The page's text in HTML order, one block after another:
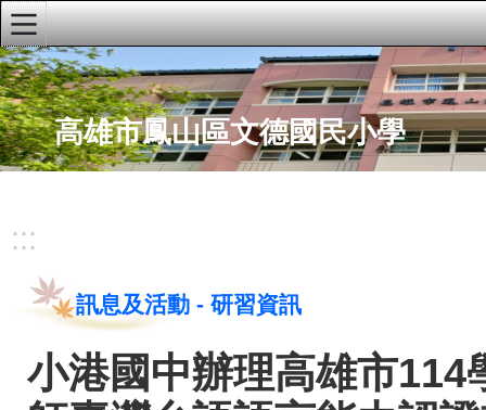
高雄市鳳山區文德國民小學
:::
首頁
文德粉絲專頁
文德youTube頻道
文德兒童校刊
網站推荐
:::
訊息及活動- 研習資訊
小港國中辦理高雄市114